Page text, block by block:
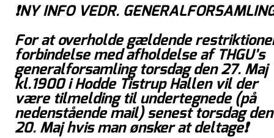
❗️NY INFO VEDR. GENERALFORSAMLING
For at overholde gældende
forbindelse med afholdelse af THGU’s
generalforsamling torsdag den 27. Maj
kl.1900 i Hodde Tistrup Hallen vil der
være tilmelding til undertegnede (på
nedenstående mail) senest torsdag den
20. Maj hvis man ønsker at deltage❗️